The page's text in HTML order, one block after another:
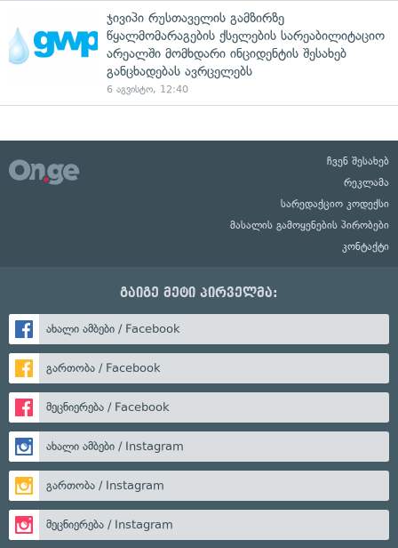
ჯივიპი რუსთაველის გამზირზე
წყალმომარაგების ქსელების სარეაბილიტაციო
არეალში მომხდარი ინციდენტის შესახებ
განცხადებას ავრცელებს
6 აგვისტო, 12:40
ჩვენ შესახებ
რეკლამა
სარედაქციო კოდექსი
მასალის გამოყენების პირობები
კონტაქტი
გაიგე მეტი პირველმა:
ახალი ამბები / Facebook
გართობა / Facebook
მეცნიერება / Facebook
ახალი ამბები / Instagram
გართობა / Instagram
მეცნიერება / Instagram